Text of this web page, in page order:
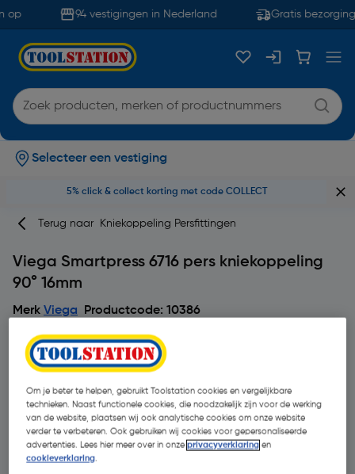
op 94 vestigingen in Nederland Gratis bezorging
Selecteer een vestiging
5% click & collect korting met code COLLECT
Terug naar Kniekoppeling Persfittingen
Viega Smartpress 6716 pers kniekoppeling
90° 16mm
Merk Viega Productcode: 10386
3 beoordeling(en)
Om je beter te helpen, gebruikt Toolstation cookies en vergelijkbare
technieken. Naast functionele cookies, die noodzakelijk zijn voor de werking
van de website, plaatsen wij ook analytische cookies om onze website
verder te verbeteren. Ook gebruiken wij cookies voor gepersonaliseerde
advertenties. Lees hier meer over in onzeprivacyverklaring en
cookieverklaring.